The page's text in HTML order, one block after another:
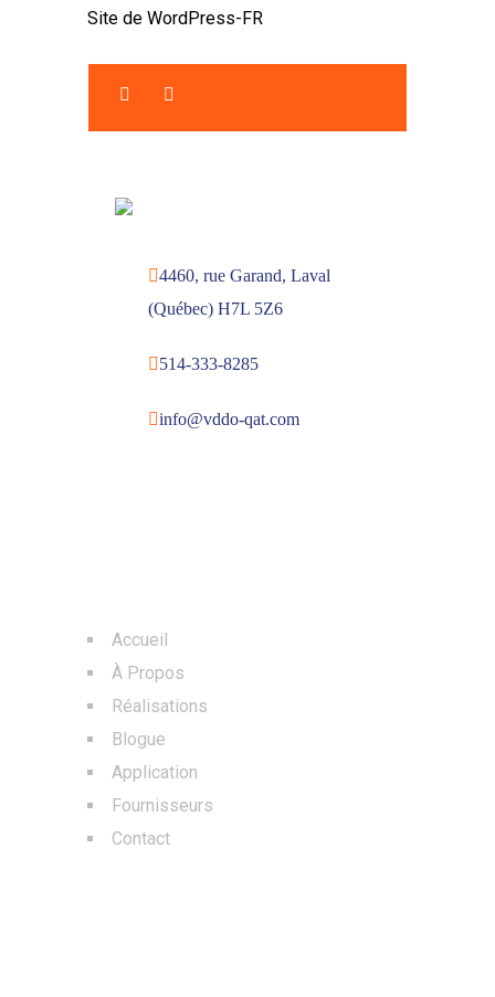
Site de WordPress-FR
4460, rue Garand, Laval
(Québec) H7L 5Z6
514-333-8285
info@vddo-qat.com
Accueil
À Propos
Réalisations
Blogue
Application
Fournisseurs
Contact